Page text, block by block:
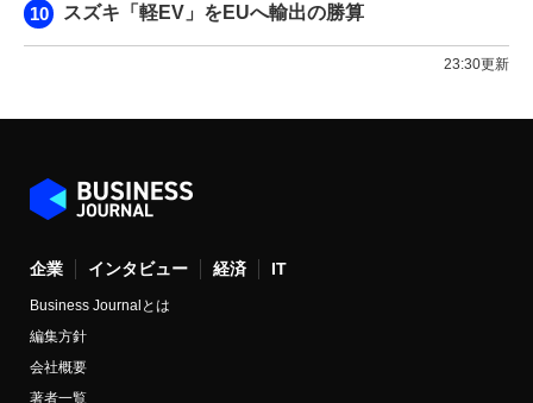
スズキ「軽EV」をEUへ輸出の勝算
23:30更新
企業 インタビュー 経済 IT
Business Journalとは
編集方針
会社概要
著者一覧